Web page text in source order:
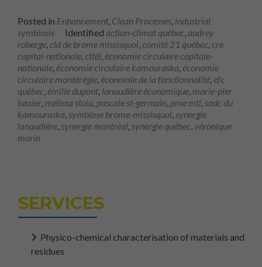
Posted in Enhancement, Clean Processes, industrial
symbiosis
Identified action-climat québec,audrey
roberge,cld de brome missisquoi,comité 21 québec,cre
capital-nationale,cttéi,économie circulaire capitale-
nationale,économie circulaire kamouraska,économie
circulaire montérégie,économie de la fonctionnalité,efc
québec,émilie dupont, lanaudière économique, marie-pier
lussier, mélissa stoia, pascale st-germain, pme mtl,sadc du
kamouraska,symbiose brome-missisquoi,synergie
lanaudière,synergie montréal,synergie québec, véronique
morin
SERVICES
Physico-chemical characterisation of materials and
residues